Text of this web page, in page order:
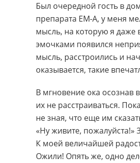
Был очередной гость в
препарата ЕМ-А, у меня
мысль, на которую я даже
эмочками появился
мысль, расстроились и
оказывается, такие
В мгновение ока осознав
их не расстраиваться.
не зная, что еще им
«Ну живите, пожалуйста!»
К моей величайшей
Ожили! Опять же, одно